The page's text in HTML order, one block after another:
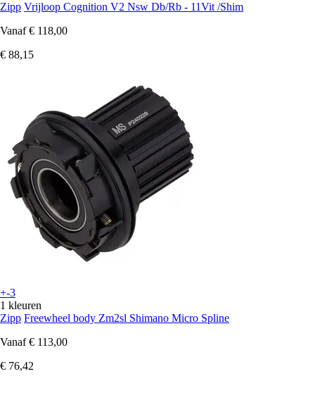
Zipp Vrijloop Cognition V2 Nsw Db/Rb - 11Vit /Shim
Vanaf € 118,00
€ 88,15
+-3
1 kleuren
Zipp Freewheel body Zm2sl Shimano Micro Spline
Vanaf € 113,00
€ 76,42